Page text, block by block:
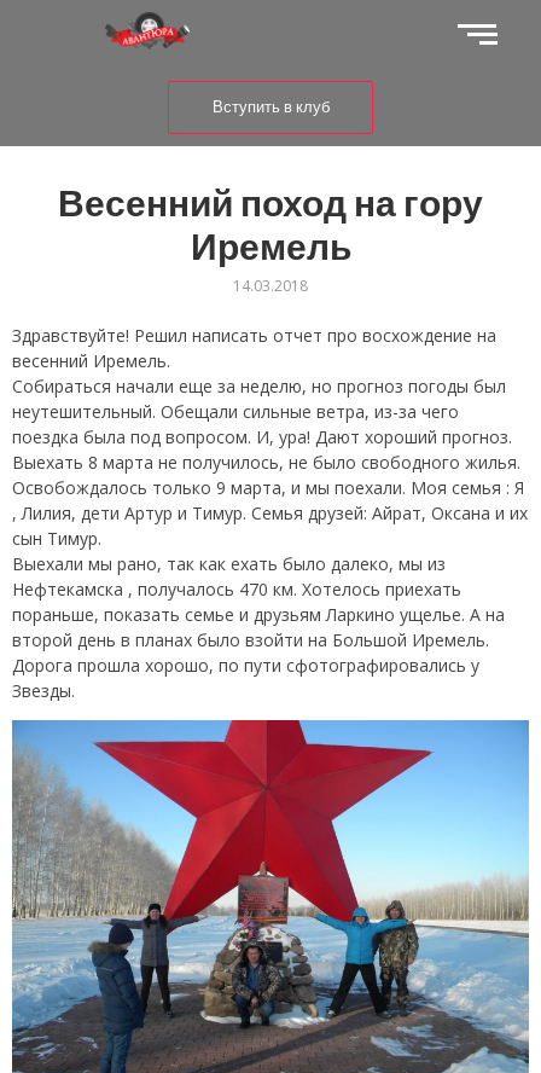
Вступить в клуб
Весенний поход на гору
Иремель
14.03.2018
Здравствуйте! Решил написать отчет про восхождение на
весенний Иремель.
Собираться начали еще за неделю, но прогноз погоды был
неутешительный. Обещали сильные ветра, из-за чего
поездка была под вопросом. И, ура! Дают хороший прогноз.
Выехать 8 марта не получилось, не было свободного жилья.
Освобождалось только 9 марта, и мы поехали. Моя семья : Я
, Лилия, дети Артур и Тимур. Семья друзей: Айрат, Оксана и их
сын Тимур.
Выехали мы рано, так как ехать было далеко, мы из
Нефтекамска , получалось 470 км. Хотелось приехать
пораньше, показать семье и друзьям Ларкино ущелье. А на
второй день в планах было взойти на Большой Иремель.
Дорога прошла хорошо, по пути сфотографировались у
Звезды.